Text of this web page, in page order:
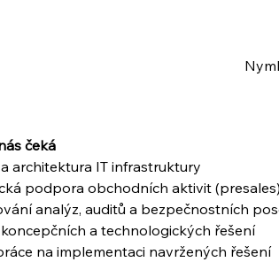
čeká
architektura IT infrastruktury
podpora obchodních aktivit
analýz, auditů a bezpečnostních
koncepčních a technologických řešení
na implementaci navržených řešení